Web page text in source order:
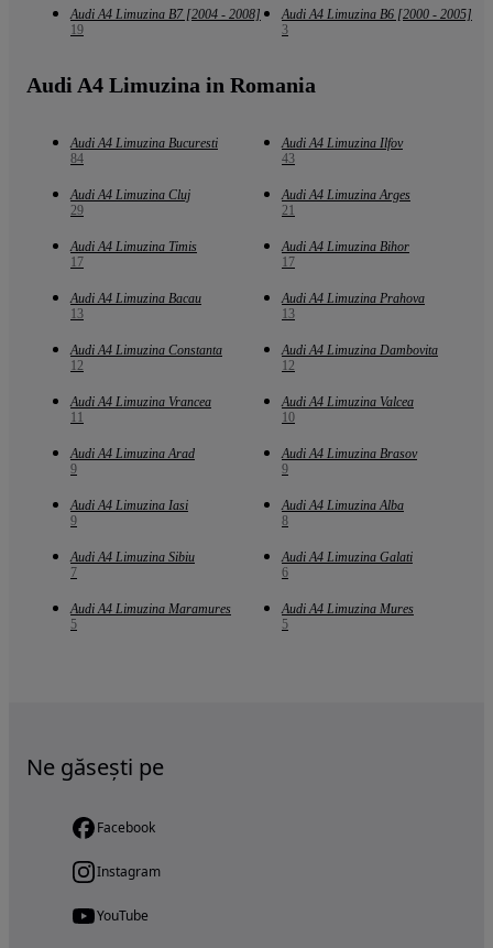
Audi A4 Limuzina B7 [2004 - 2008]
19
Audi A4 Limuzina B6 [2000 - 2005]
3
Audi A4 Limuzina in Romania
Audi A4 Limuzina Bucuresti
84
Audi A4 Limuzina Ilfov
43
Audi A4 Limuzina Cluj
29
Audi A4 Limuzina Arges
21
Audi A4 Limuzina Timis
17
Audi A4 Limuzina Bihor
17
Audi A4 Limuzina Bacau
13
Audi A4 Limuzina Prahova
13
Audi A4 Limuzina Constanta
12
Audi A4 Limuzina Dambovita
12
Audi A4 Limuzina Vrancea
11
Audi A4 Limuzina Valcea
10
Audi A4 Limuzina Arad
9
Audi A4 Limuzina Brasov
9
Audi A4 Limuzina Iasi
9
Audi A4 Limuzina Alba
8
Audi A4 Limuzina Sibiu
7
Audi A4 Limuzina Galati
6
Audi A4 Limuzina Maramures
5
Audi A4 Limuzina Mures
5
Ne găsești pe
Facebook
Instagram
YouTube